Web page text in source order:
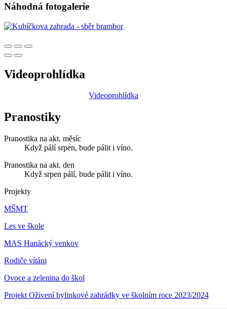
Náhodná fotogalerie
Videoprohlídka
Videoprohlídka
Pranostiky
Pranostika na akt. měsíc
Když pálí srpen, bude pálit i víno.
Pranostika na akt. den
Když srpen pálí, bude pálit i víno.
Projekty
MŠMT
Les ve škole
MAS Hanácký venkov
Rodiče vítáni
Ovoce a zelenina do škol
Projekt Oživení bylinkové zahrádky ve školním roce 2023/2024